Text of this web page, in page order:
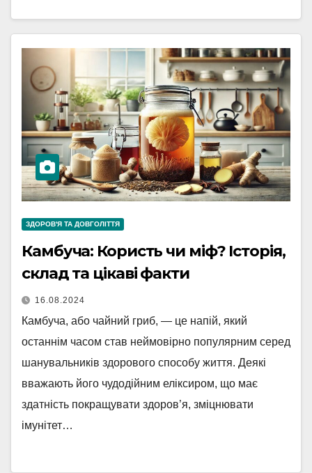
ЗДОРОВ'Я ТА ДОВГОЛІТТЯ
Камбуча: Користь чи міф? Історія,
склад та цікаві факти
16.08.2024
Камбуча, або чайний гриб, — це напій, який
останнім часом став неймовірно популярним серед
шанувальників здорового способу життя. Деякі
вважають його чудодійним еліксиром, що має
здатність покращувати здоров’я, зміцнювати
імунітет…